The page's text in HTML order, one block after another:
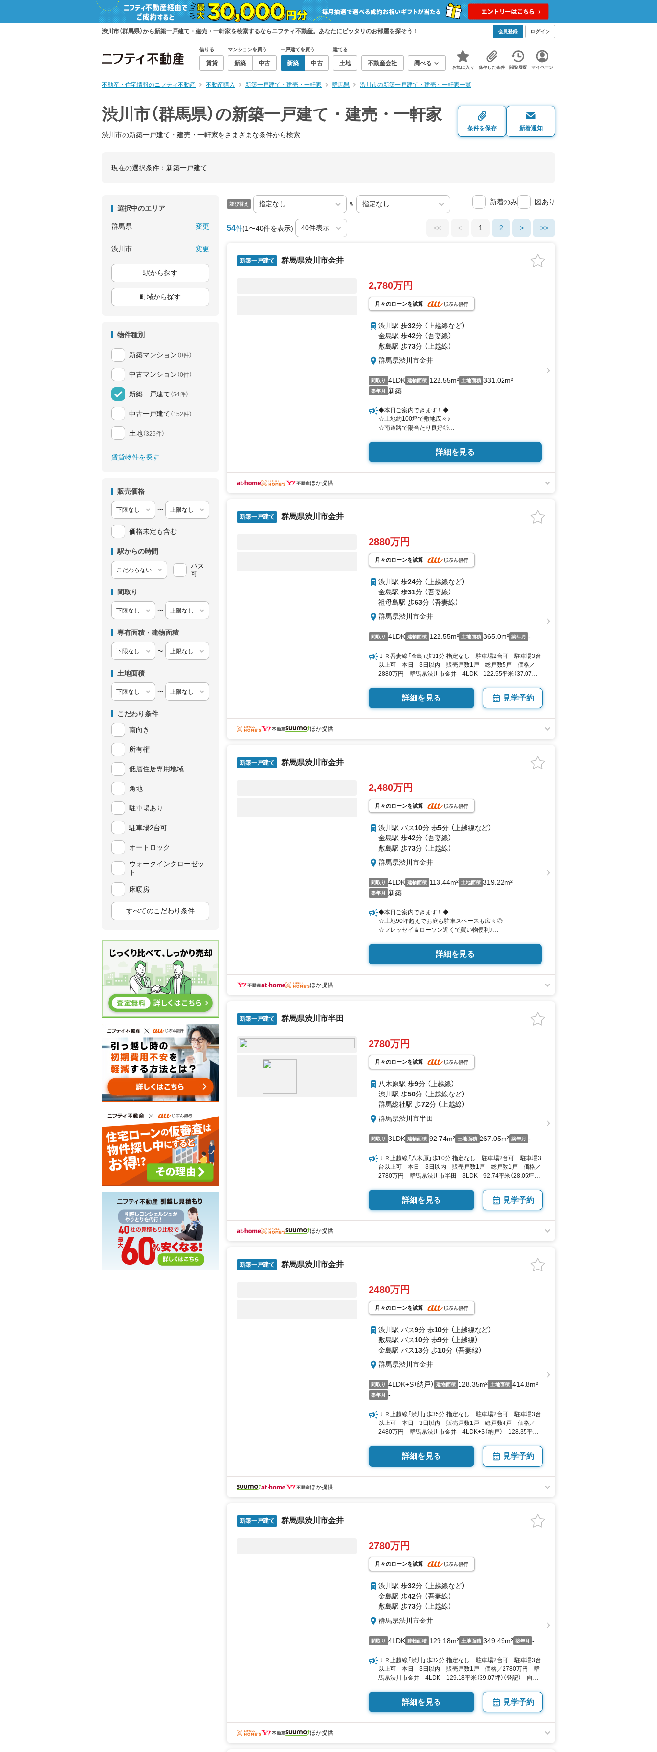
渋川市（群馬県）から新築一戸建て・建売・一軒家を検索するならニフティ不動産。あなたにピッタリのお部屋を探そう！ 会員登録 ログイン
借りる
賃貸
マンションを買う
新築 中古
一戸建てを買う
新築 中古
建てる
土地 不動産会社 調べる
お気に入り 保存した条件 閲覧履歴 マイページ
不動産・住宅情報のニフティ不動産 不動産購入 新築一戸建て・建売・一軒家 群馬県 渋川市の新築一戸建て・建売・一軒家一覧
渋川市（群馬県）の新築一戸建て・建売・一軒家
渋川市の新築一戸建て・建売・一軒家をさまざまな条件から検索
条件を保存 新着通知
現在の選択条件： 新築一戸建て
選択中のエリア
群馬県 変更
渋川市 変更
駅から探す
町域から探す
物件種別
新築マンション （0件）
中古マンション （0件）
新築一戸建て （54件）
中古一戸建て （152件）
土地（325件）
賃貸物件を探す
販売価格
〜
価格未定も含む
駅からの時間
バス
可
間取り
〜
専有面積・建物面積
〜
土地面積
〜
こだわり条件
南向き
所有権
低層住居専用地域
角地
駐車場あり
駐車場2台可
オートロック
ウォークインクローゼッ
ト
床暖房
すべてのこだわり条件
並び替え ＆ 新着のみ 図あり
54件(1〜40件を表示) << < 1 2 > >>
新築一戸建て 群馬県渋川市金井
2,780万円
月々のローンを試算
渋川駅 歩32分 （上越線など）
金島駅 歩42分 （吾妻線）
敷島駅 歩73分 （上越線）
群馬県渋川市金井
間取り 4LDK 建物面積 122.55m² 土地面積 331.02m²
築年月 新築
◆本日ご案内できます！◆
☆土地約100坪で敷地広々♪
☆南道路で陽当たり良好◎
リードネクストでは経験豊富な女性スタッフが
お客様を親身にサポートします！
□■□■□■□■□■□■□■□■□■□
＼リードネクストは物件数に自信あり/
おかげさまで口コミ数・口コミ評価
県内トップクラス♪
新築建売を探すなら『リードネクスト』
□■□■□■□■□■□■□■□■□■□
『 この物件、いいな 』と思ったら
＼お気に入り追加・資料請求をタップ♪/
詳細を見る
ほか提供
新築一戸建て 群馬県渋川市金井
2880万円
月々のローンを試算
渋川駅 歩24分 （上越線など）
金島駅 歩31分 （吾妻線）
祖母島駅 歩63分 （吾妻線）
群馬県渋川市金井
間取り 4LDK 建物面積 122.55m² 土地面積 365.0m² 築年月 -
ＪＲ吾妻線「金島」歩31分 指定なし 駐車場2台可 駐車場3台
以上可 本日 3日以内 販売戸数1戸 総戸数5戸 価格／
2880万円 群馬県渋川市金井 4LDK 122.55平米（37.07坪）
詳細を見る 見学予約
ほか提供
新築一戸建て 群馬県渋川市金井
2,480万円
月々のローンを試算
渋川駅 バス10分 歩5分 （上越線など）
金島駅 歩42分 （吾妻線）
敷島駅 歩73分 （上越線）
群馬県渋川市金井
間取り 4LDK 建物面積 113.44m² 土地面積 319.22m²
築年月 新築
◆本日ご案内できます！◆
☆土地90坪超えでお庭も駐車スペースも広々◎
☆フレッセイ＆ローソン近くで買い物便利♪
リードネクストでは経験豊富な女性スタッフが
お客様を親身にサポートします！
□■□■□■□■□■□■□■□■□■□
＼リードネクストは物件数に自信あり/
おかげさまで口コミ数・口コミ評価
県内トップクラス♪
新築建売を探すなら『リードネクスト』
□■□■□■□■□■□■□■□■□■□
『 この物件、いいな 』と思ったら
＼お気に入り追加・資料請求をタップ♪/
詳細を見る
ほか提供
新築一戸建て 群馬県渋川市半田
2780万円
月々のローンを試算
八木原駅 歩9分 （上越線）
渋川駅 歩50分 （上越線など）
群馬総社駅 歩72分 （上越線）
群馬県渋川市半田
間取り 3LDK 建物面積 92.74m² 土地面積 267.05m² 築年月 -
ＪＲ上越線「八木原」歩10分 指定なし 駐車場2台可 駐車場3
台以上可 本日 3日以内 販売戸数1戸 総戸数1戸 価格／
2780万円 群馬県渋川市半田 3LDK 92.74平米（28.05坪）
詳細を見る 見学予約
ほか提供
新築一戸建て 群馬県渋川市金井
2480万円
月々のローンを試算
渋川駅 バス9分 歩10分 （上越線など）
敷島駅 バス10分 歩9分 （上越線）
金島駅 バス13分 歩10分 （吾妻線）
群馬県渋川市金井
間取り 4LDK+S（納戸） 建物面積 128.35m² 土地面積 414.8m²
築年月 -
ＪＲ上越線「渋川」歩35分 指定なし 駐車場2台可 駐車場3台
以上可 本日 3日以内 販売戸数1戸 総戸数4戸 価格／
2480万円 群馬県渋川市金井 4LDK+S（納戸） 128.35平米
詳細を見る 見学予約
ほか提供
新築一戸建て 群馬県渋川市金井
2780万円
月々のローンを試算
渋川駅 歩32分 （上越線など）
金島駅 歩42分 （吾妻線）
敷島駅 歩73分 （上越線）
群馬県渋川市金井
間取り 4LDK 建物面積 129.18m² 土地面積 349.49m² 築年月 -
ＪＲ上越線「渋川」歩32分 指定なし 駐車場2台可 駐車場3台
以上可 本日 3日以内 販売戸数1戸 価格／2780万円 群
馬県渋川市金井 4LDK 129.18平米（39.07坪）（登記） 向き
詳細を見る 見学予約
ほか提供